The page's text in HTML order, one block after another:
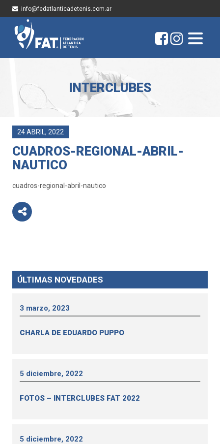
info@fedatlanticadetenis.com.ar
INTERCLUBES
24 ABRIL, 2022
CUADROS-REGIONAL-ABRIL-
NAUTICO
cuadros-regional-abril-nautico
ÚLTIMAS NOVEDADES
3 marzo, 2023
CHARLA DE EDUARDO PUPPO
5 diciembre, 2022
FOTOS – INTERCLUBES FAT 2022
5 diciembre, 2022